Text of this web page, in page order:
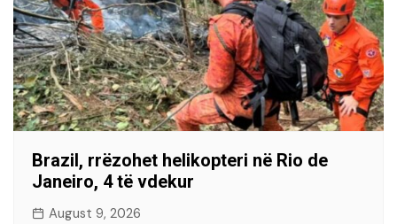
Brazil, rrëzohet helikopteri në Rio de
Janeiro, 4 të vdekur
August 9, 2026